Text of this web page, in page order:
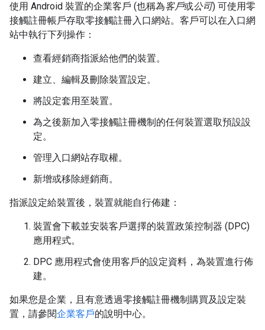
使用 Android 裝置的企業客戶 (也稱為客戶或公司) 可使用零
接觸註冊帳戶存取零接觸註冊入口網站。客戶可以在入口網
站中執行下列操作：
查看經銷商指派給他們的裝置。
建立、編輯及刪除裝置設定。
將設定套用至裝置。
為之後新加入零接觸註冊機制的任何裝置選取預設設
定。
管理入口網站存取權。
新增或移除經銷商。
指派設定給裝置後，裝置就能自行佈建：
裝置會下載並安裝客戶選擇的裝置政策控制器 (DPC)
應用程式。
DPC 應用程式會使用客戶的設定資料，為裝置進行佈
建。
如果您是企業，且有意透過零接觸註冊機制購買及設定裝
置，請參閱企業客戶的說明中心。